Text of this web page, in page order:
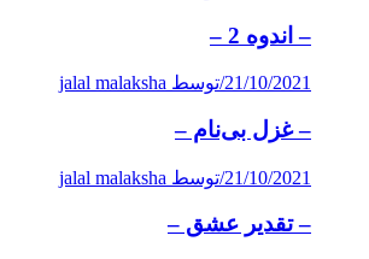
– اندوه 2 –
21/10/2021
/توسط jalal malaksha
– غزل بی‌نام –
21/10/2021
/توسط jalal malaksha
– تقدیر عشق –